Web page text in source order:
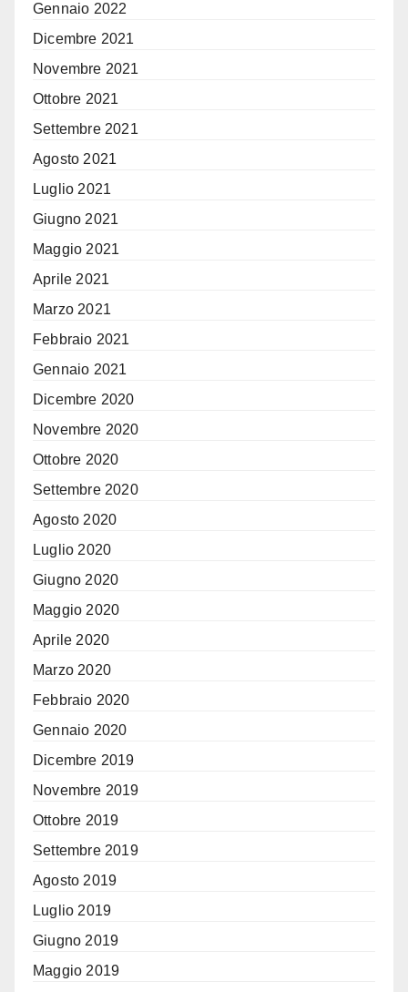
Gennaio 2022
Dicembre 2021
Novembre 2021
Ottobre 2021
Settembre 2021
Agosto 2021
Luglio 2021
Giugno 2021
Maggio 2021
Aprile 2021
Marzo 2021
Febbraio 2021
Gennaio 2021
Dicembre 2020
Novembre 2020
Ottobre 2020
Settembre 2020
Agosto 2020
Luglio 2020
Giugno 2020
Maggio 2020
Aprile 2020
Marzo 2020
Febbraio 2020
Gennaio 2020
Dicembre 2019
Novembre 2019
Ottobre 2019
Settembre 2019
Agosto 2019
Luglio 2019
Giugno 2019
Maggio 2019